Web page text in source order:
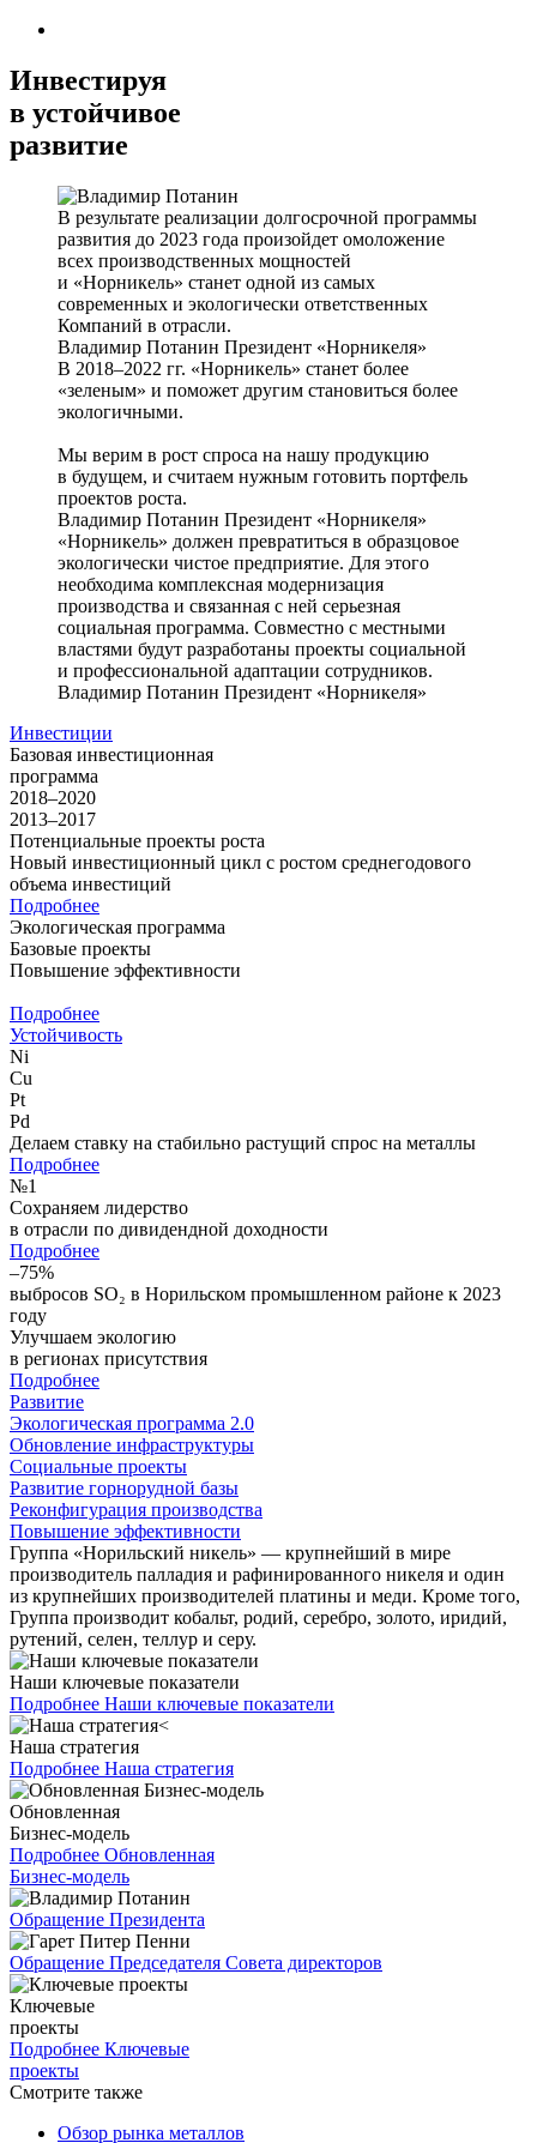
Инвестируя
в устойчивое
развитие
В результате реализации долгосрочной программы
развития до 2023 года произойдет омоложение
всех производственных мощностей
и «Норникель» станет одной из самых
современных и экологически ответственных
Компаний в отрасли.
Владимир Потанин Президент «Норникеля»
В 2018–2022 гг. «Норникель» станет более
«зеленым» и поможет другим становиться более
экологичными.
Мы верим в рост спроса на нашу продукцию
в будущем, и считаем нужным готовить портфель
проектов роста.
Владимир Потанин Президент «Норникеля»
«Норникель» должен превратиться в образцовое
экологически чистое предприятие. Для этого
необходима комплексная модернизация
производства и связанная с ней серьезная
социальная программа. Совместно с местными
властями будут разработаны проекты социальной
и профессиональной адаптации сотрудников.
Владимир Потанин Президент «Норникеля»
Инвестиции
Базовая инвестиционная
программа
2018–2020
2013–2017
Потенциальные проекты роста
Новый инвестиционный цикл с ростом среднегодового
объема инвестиций
Подробнее
Экологическая программа
Базовые проекты
Повышение эффективности
Подробнее
Устойчивость
Ni
Cu
Pt
Pd
Делаем ставку на стабильно растущий спрос на металлы
Подробнее
№1
Сохраняем лидерство
в отрасли по дивидендной доходности
Подробнее
–75%
выбросов SO₂ в Норильском промышленном районе к 2023
году
Улучшаем экологию
в регионах присутствия
Подробнее
Развитие
Экологическая программа 2.0
Обновление инфраструктуры
Социальные проекты
Развитие горнорудной базы
Реконфигурация производства
Повышение эффективности
Группа «Норильский никель» — крупнейший в мире
производитель палладия и рафинированного никеля и один
из крупнейших производителей платины и меди. Кроме того,
Группа производит кобальт, родий, серебро, золото, иридий,
рутений, селен, теллур и серу.
Наши ключевые показатели
Подробнее Наши ключевые показатели
Наша стратегия
Подробнее Наша стратегия
Обновленная
Бизнес-модель
Подробнее Обновленная
Бизнес-модель
Обращение Президента
Обращение Председателя Совета директоров
Ключевые
проекты
Подробнее Ключевые
проекты
Смотрите также
Обзор рынка металлов